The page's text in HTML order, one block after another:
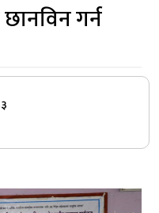
गर्न